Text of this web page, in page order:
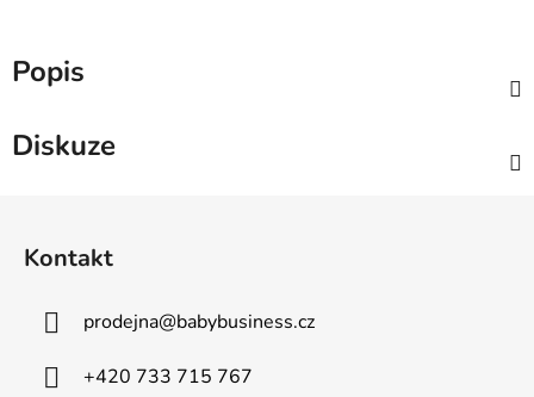
Popis
Diskuze
Kontakt
prodejna@babybusiness.cz
+420 733 715 767